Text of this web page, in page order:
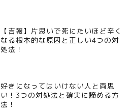
【吉報】片思いで死にたいほど辛く
なる根本的な原因と正しい4つの対
処法！
好きになってはいけない人と両思
い！3つの対処法と確実に諦める方
法！